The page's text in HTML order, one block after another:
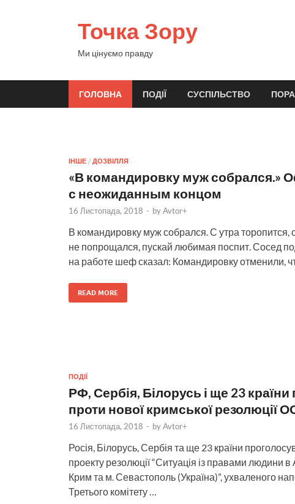
Точка Зору
Ми цінуємо правду
ГОЛОВНА ПОДІЇ СУСПІЛЬСТВО
ІНШЕ / ДОЗВІЛЛЯ
«В командировку муж собрался.»
с неожиданным концом
16 Листопада, 2018 - byAvtor+
В командировку муж собрался. С утра
не попрощался, пускай любимая поспит. Сосед
на работе шеф сказал: Командировку отменили,
READ MORE
ПОДІЇ
РФ, Сербія, Білорусь і ще 23
проти нової кримської резолюції
16 Листопада, 2018 - byAvtor+
Росія, Білорусь, Сербія та ще 23 країни
проекту резолюції “Ситуація із правами людини в
Крим та м. Севастополь (Україна)”, ухваленого
Третього комітету …